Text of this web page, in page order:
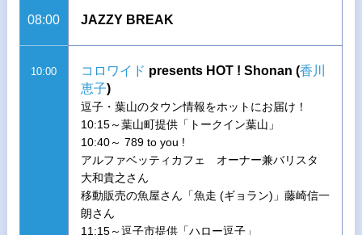
08:00 JAZZY BREAK
10:00 コロワイド presents HOT ! Shonan (香川
恵子)
逗子・葉山のタウン情報をホットにお届け！
10:15～葉山町提供「トークイン葉山」
10:40～ 789 to you !
アルファベッティカフェ オーナー兼バリスタ
大和貴之さん
移動販売の魚屋さん「魚走 (ギョラン)」藤崎信一
朗さん
11:15～逗子市提供「ハロー逗子」